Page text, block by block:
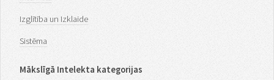
Izglītība un Izklaide
Sistēma
Mākslīgā Intelekta kategorijas